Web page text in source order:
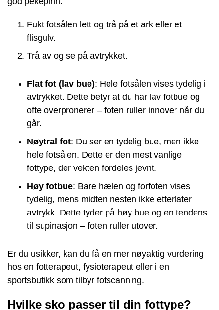
Fukt fotsålen lett og trå på et ark eller et
flisgulv.
Trå av og se på avtrykket.
Flat fot (lav bue): Hele fotsålen vises tydelig i
avtrykket. Dette betyr at du har lav fotbue og
ofte overpronerer – foten ruller innover når du
går.
Nøytral fot: Du ser en tydelig bue, men ikke
hele fotsålen. Dette er den mest vanlige
fottype, der vekten fordeles jevnt.
Høy fotbue: Bare hælen og forfoten vises
tydelig, mens midten nesten ikke etterlater
avtrykk. Dette tyder på høy bue og en tendens
til supinasjon – foten ruller utover.
Er du usikker, kan du få en mer nøyaktig vurdering
hos en fotterapeut, fysioterapeut eller i en
sportsbutikk som tilbyr fotscanning.
Hvilke sko passer til din fottype?